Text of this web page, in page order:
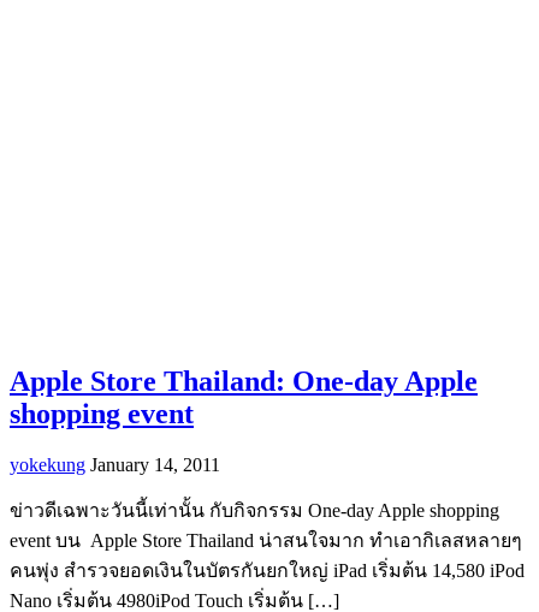
Apple Store Thailand: One-day Apple
shopping event
yokekung January 14, 2011
ข่าวดีเฉพาะวันนี้เท่านั้น กับกิจกรรม One-day Apple shopping
event บน Apple Store Thailand น่าสนใจมาก ทำเอากิเลสหลายๆ
คนพุ่ง สำรวจยอดเงินในบัตรกันยกใหญ่ iPad เริ่มต้น 14,580 iPod
Nano เริ่มต้น 4980iPod Touch เริ่มต้น […]